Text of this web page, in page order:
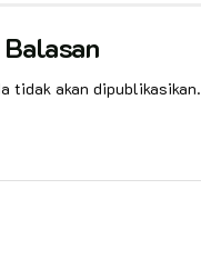
tidak akan dipublikasikan.